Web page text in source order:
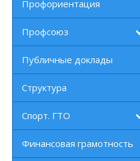
Профориентация
Профсоюз
Публичные доклады
Структура
Спорт. ГТО
Финансовая грамотность